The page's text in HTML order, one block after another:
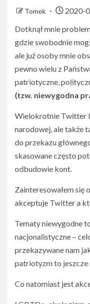
Tomek
2020-
Dotknął mnie
gdzie swobodnie
ale już osoby mnie
pewno wielu z
patriotyczne,
(tzw. niewygodna
Wielokrotnie Twitter
narodowej, ale także
do przekazu
skasowane często
odbudowie kont.
Zainteresowałem się
akceptuje Twitter a
Tematy niewygodne
nacjonalistyczne –
przekazywane nam
patriotyzm to jeszcze
Co natomiast jest